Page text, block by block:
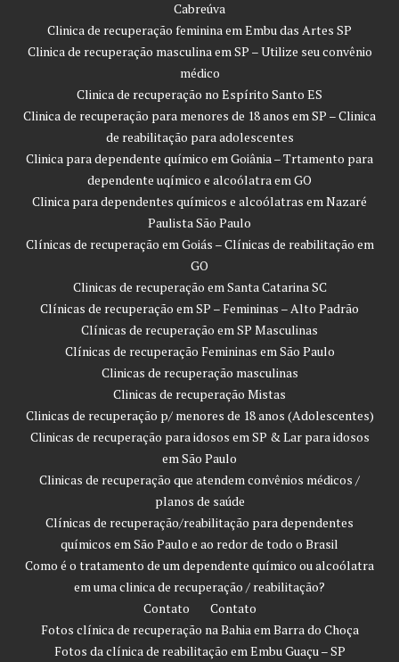
Cabreúva
Clinica de recuperação feminina em Embu das Artes SP
Clinica de recuperação masculina em SP – Utilize seu convênio
médico
Clinica de recuperação no Espírito Santo ES
Clinica de recuperação para menores de 18 anos em SP – Clinica
de reabilitação para adolescentes
Clinica para dependente químico em Goiânia – Trtamento para
dependente uqímico e alcoólatra em GO
Clinica para dependentes químicos e alcoólatras em Nazaré
Paulista São Paulo
Clínicas de recuperação em Goiás – Clínicas de reabilitação em
GO
Clinicas de recuperação em Santa Catarina SC
Clínicas de recuperação em SP – Femininas – Alto Padrão
Clínicas de recuperação em SP Masculinas
Clínicas de recuperação Femininas em São Paulo
Clinicas de recuperação masculinas
Clinicas de recuperação Mistas
Clinicas de recuperação p/ menores de 18 anos (Adolescentes)
Clinicas de recuperação para idosos em SP & Lar para idosos
em São Paulo
Clinicas de recuperação que atendem convênios médicos /
planos de saúde
Clínicas de recuperação/reabilitação para dependentes
químicos em São Paulo e ao redor de todo o Brasil
Como é o tratamento de um dependente químico ou alcoólatra
em uma clinica de recuperação / reabilitação?
Contato
Contato
Fotos clínica de recuperação na Bahia em Barra do Choça
Fotos da clínica de reabilitação em Embu Guaçu – SP